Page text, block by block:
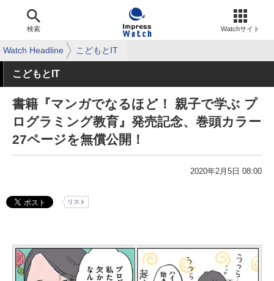
検索 Watchサイト
Watch Headline こどもとIT
こどもとIT
書籍『マンガでなるほど！ 親子で学ぶ プ
ログラミング教育』発売記念、巻頭カラー
27ページを無償公開！
2020年2月5日 08:00
リスト